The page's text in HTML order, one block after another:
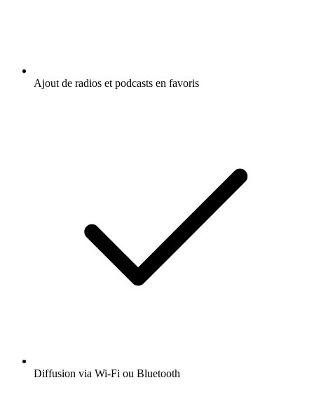
Ajout de radios et podcasts en favoris
Diffusion via Wi-Fi ou Bluetooth